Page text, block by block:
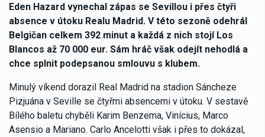
Eden Hazard vynechal zápas se Sevillou i přes čtyři
absence v útoku Realu Madrid. V této sezoně odehrál
Belgičan celkem 392 minut a každá z nich stojí Los
Blancos až 70 000 eur. Sám hráč však odejít nehodlá a
chce splnit podepsanou smlouvu s klubem.
Minulý víkend dorazil Real Madrid na stadion Sáncheze
Pizjuána v Seville se čtyřmi absencemi v útoku. V sestavě
Bílého baletu chyběli Karim Benzema, Vinícius, Marco
Asensio a Mariano. Carlo Ancelotti však i přes to dokázal,